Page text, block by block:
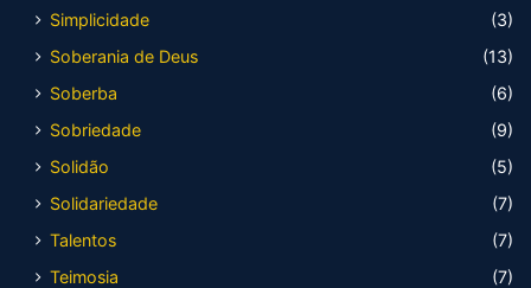
Simplicidade
(3)
Soberania de Deus
(13)
Soberba
(6)
Sobriedade
(9)
Solidão
(5)
Solidariedade
(7)
Talentos
(7)
Teimosia
(7)